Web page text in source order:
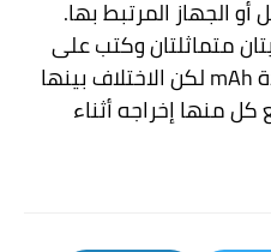
الجهاز المرتبط بها.
متماثلتان وكتب على
mAhلكن الاختلاف بينها
منها إخراجه أثناء